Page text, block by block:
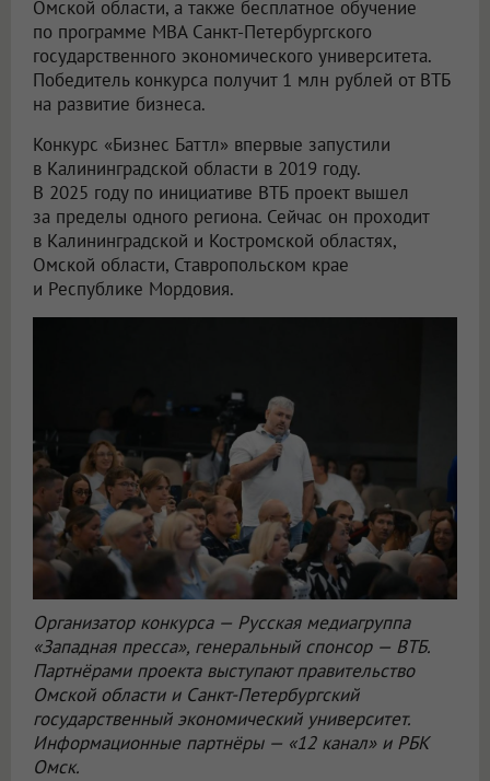
Омской области, а также бесплатное обучение
по программе MBA Санкт-Петербургского
государственного экономического университета.
Победитель конкурса получит 1 млн рублей от ВТБ
на развитие бизнеса.
Конкурс «Бизнес Баттл» впервые запустили
в Калининградской области в 2019 году.
В 2025 году по инициативе ВТБ проект вышел
за пределы одного региона. Сейчас он проходит
в Калининградской и Костромской областях,
Омской области, Ставропольском крае
и Республике Мордовия.
Организатор конкурса — Русская медиагруппа
«Западная пресса», генеральный спонсор — ВТБ.
Партнёрами проекта выступают правительство
Омской области и Санкт-Петербургский
государственный экономический университет.
Информационные партнёры — «12 канал» и РБК
Омск.